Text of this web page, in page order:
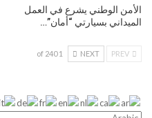
الأمن الوطني يشرع في العمل
الميداني بسيارتي “أمان”…
NEXT
1 of 240